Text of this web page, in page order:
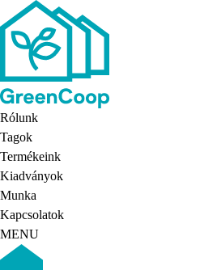
Rólunk
Tagok
Termékeink
Kiadványok
Munka
Kapcsolatok
MENU